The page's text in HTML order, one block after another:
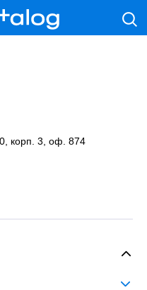
корп. 3, оф. 874